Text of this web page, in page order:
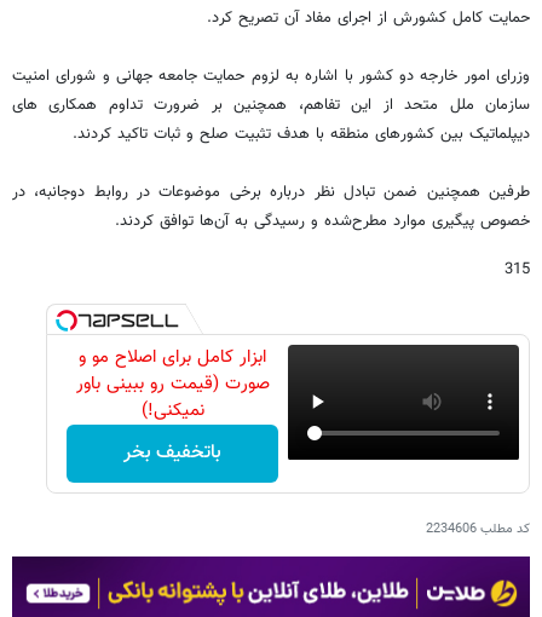
حمایت کامل کشورش از اجرای مفاد آن تصریح کرد.
وزرای امور خارجه دو کشور با اشاره به لزوم حمایت جامعه جهانی و شورای امنیت
سازمان ملل متحد از این تفاهم، همچنین بر ضرورت تداوم همکاری های
دیپلماتیک بین کشورهای منطقه با هدف تثبیت صلح و ثبات تاکید کردند.
طرفین همچنین ضمن تبادل نظر درباره برخی موضوعات در روابط دوجانبه، در
خصوص پیگیری موارد مطرح‌شده و رسیدگی به آن‌ها توافق کردند.
315
ابزار کامل برای اصلاح مو و
صورت (قیمت رو ببینی باور
نمیکنی!)
باتخفیف بخر
کد مطلب2234606